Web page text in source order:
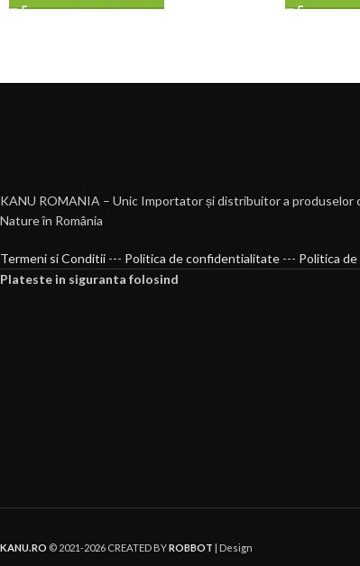
KANU ROMANIA – Unic Importator și distribuitor a produselor
Nature în România
Termeni si Conditii --- Politica de confidentialitate --- Politica
Plateste in siguranta folosind
KANU.RO © 2021-2026 CREATED BYROBBOT | Design